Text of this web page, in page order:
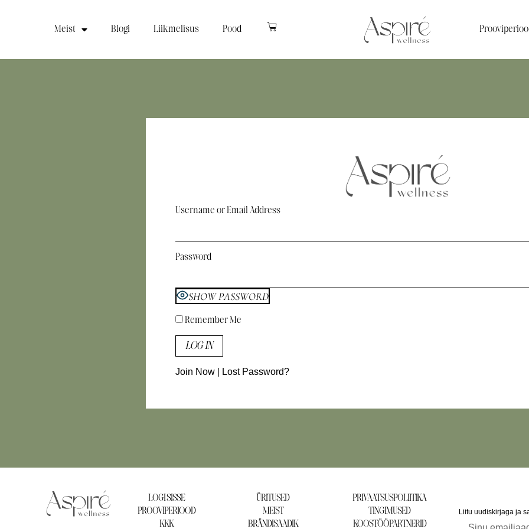
Meist Blogi Liikmelisus Pood
Username or Email Address
Password
SHOW PASSWORD
Remember Me
Join Now Lost Password?
LOGI SISSE
PROOVIPERIOOD
KKK
ÜRITUSED
MEIST
BRÄNDISAADIK
PRIVAATSUSPOLIITIKA
TINGIMUSED
KOOSTÖÖPARTNERID
Liitu uudiskirjaga ja